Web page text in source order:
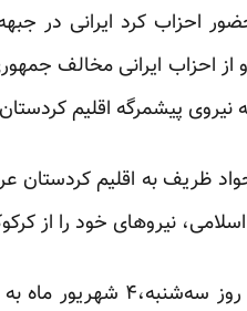
احزاب کرد ایرانی در
نیروی پیشمرگه اقلیم
نیروهای خود را از
این خبرگزاری نوشته است